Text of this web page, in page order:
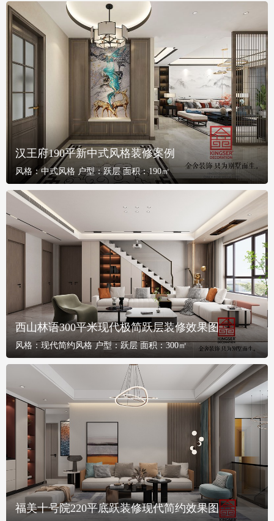
汉王府190平新中式风格装修案例
风格：中式风格 户型：跃层 面积：190㎡
西山林语300平米现代极简跃层装修效果图
风格： 现代简约风格 户型： 跃层 面积： 300㎡
福美十号院220平底跃装修现代简约效果图